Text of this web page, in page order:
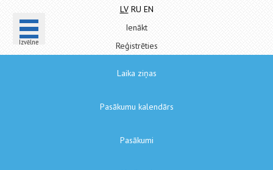
Izvēlne
LV RU EN
Ienākt
Reģistrēties
Laika ziņas
Pasākumu kalendārs
Pasākumi